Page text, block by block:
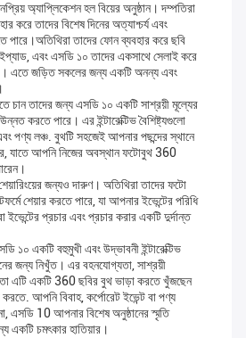
অ্যাপ্লিকেশন হল বিয়ের অনুষ্ঠান। দম্পতিরা
করে তাদের বিশেষ দিনের অত্যাশ্চর্য এবং
পারে।অতিথিরা তাদের ফোন ব্যবহার করে ছবি
এবং এসডি ১০ তাদের একসাথে সেলাই করে
এতে জড়িত সকলের জন্য একটি অনন্য এবং
চান তাদের জন্য এসডি ১০ একটি সাশ্রয়ী মূল্যের
করতে পারে। এর ইন্টারেক্টিভ বৈশিষ্ট্যগুলো
পণ্য লঞ্চ. বুথটি সহজেই আপনার পছন্দের স্থানে
যাতে আপনি নিজের অবস্থান ফটোবুথ 360
জন্যও দারুণ। অতিথিরা তাদের ফটো
শেয়ার করতে পারে, যা আপনার ইভেন্টের পরিধি
ইভেন্টের প্রচার এবং প্রচার করার একটি দুর্দান্ত
১০ একটি বহুমুখী এবং উদ্ভাবনী ইন্টারেক্টিভ
জন্য নিখুঁত। এর বহনযোগ্যতা, সাশ্রয়ী
এটি একটি 360 ছবির বুথ ভাড়া করতে খুঁজছেন
করতে. আপনি বিবাহ, কর্পোরেট ইভেন্ট বা পণ্য
এসডি 10 আপনার বিশেষ অনুষ্ঠানের স্মৃতি
একটি চমৎকার হাতিয়ার।